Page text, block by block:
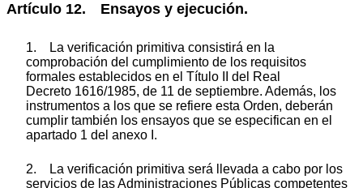
Artículo 12. Ensayos y ejecución.
1. La verificación primitiva consistirá en la
comprobación del cumplimiento de los requisitos
formales establecidos en el Título II del Real
Decreto 1616/1985, de 11 de septiembre. Además, los
instrumentos a los que se refiere esta Orden, deberán
cumplir también los ensayos que se especifican en el
apartado 1 del anexo I.
2. La verificación primitiva será llevada a cabo por los
servicios de las Administraciones Públicas competentes